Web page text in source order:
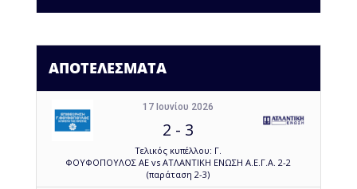
ΑΠΟΤΕΛΕΣΜΑΤΑ
17 Ιουνίου 2026
2 - 3
Τελικός κυπέλλου: Γ.
ΦΟΥΦΟΠΟΥΛΟΣ ΑΕ vs ΑΤΛΑΝΤΙΚΗ ΕΝΩΣΗ Α.Ε.Γ.Α. 2-2
(παράταση 2-3)